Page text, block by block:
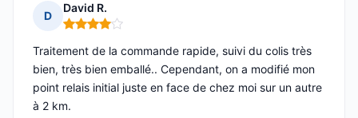
D
David R.
Note : 4 sur 5
Traitement de la commande rapide, suivi du colis très
bien, très bien emballé.. Cependant, on a modifié mon
point relais initial juste en face de chez moi sur un autre
à 2 km.